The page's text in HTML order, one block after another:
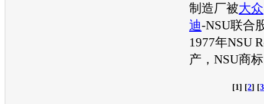
制造厂被大众
迪-NSU联合
1977年NSU
产，NSU商
[1] [2] [3